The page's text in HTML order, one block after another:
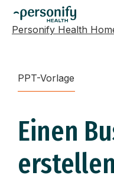
Personify Health
PPT-Vorlage
Einen
erstellen